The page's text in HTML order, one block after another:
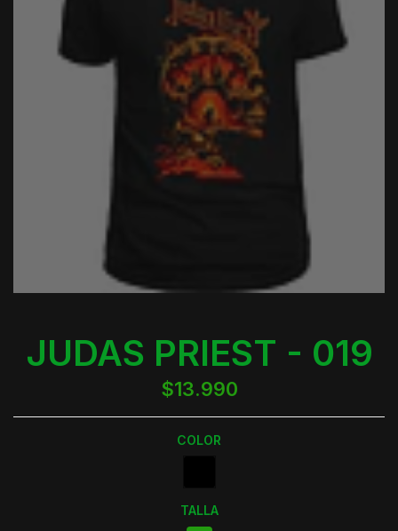
JUDAS PRIEST - 019
$13.990
COLOR
TALLA